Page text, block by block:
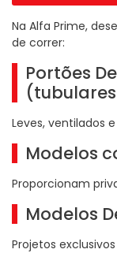
Na Alfa Prime,
de correr:
Portões
Leves, ventilados
Modelos
Proporcionam
Modelos
Projetos